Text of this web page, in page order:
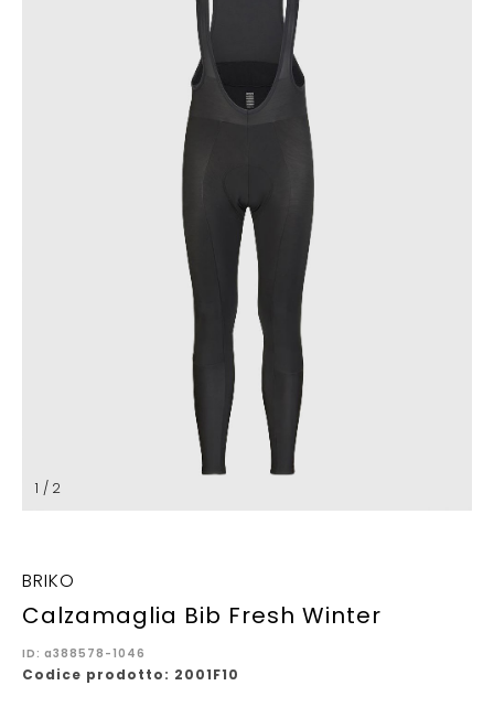
1 / 2
BRIKO
Calzamaglia Bib Fresh Winter
ID: a388578-1046
Codice prodotto: 2001F10